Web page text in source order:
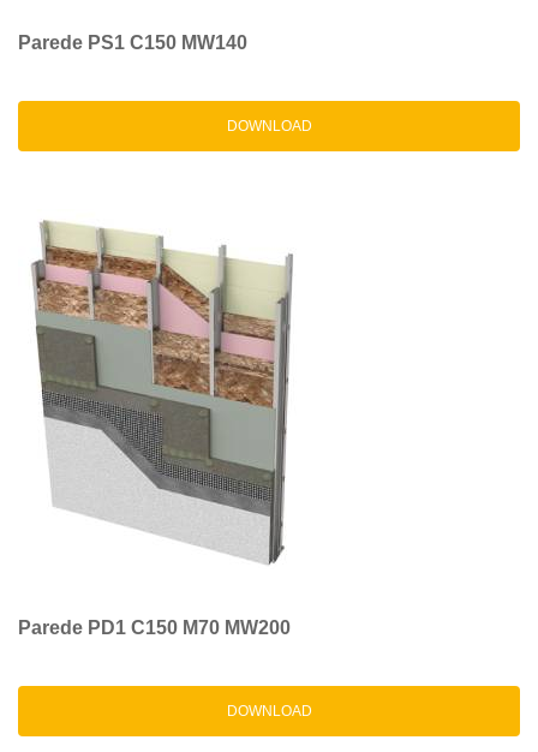
Parede PS1 C150 MW140
DOWNLOAD
Parede PD1 C150 M70 MW200
DOWNLOAD